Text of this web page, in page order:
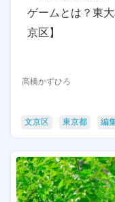
ゲームとは？東
京区】
高橋かずひろ
文京区 東京都 編